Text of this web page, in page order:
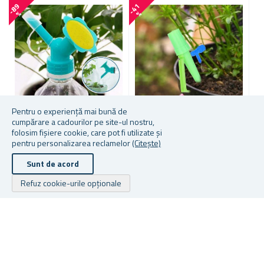
Pentru o experiență mai bună de
cumpărare a cadourilor pe site-ul nostru,
folosim fișiere cookie, care pot fi utilizate și
pentru personalizarea reclamelor(Citește)
Sunt de acord
Refuz cookie-urile opționale
-
8
9
%
ASISTENT DE UDARE
PENTRU FLORI
★★★★★
★★★★★
-
4
1
%
IRIGATOR PENTRU STICLĂ
PET - VERDE